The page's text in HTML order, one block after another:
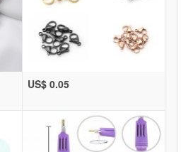
US$ 0.05